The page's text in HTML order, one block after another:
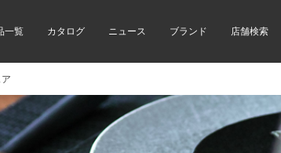
一覧 カタログ ニュース ブランド 店舗検索